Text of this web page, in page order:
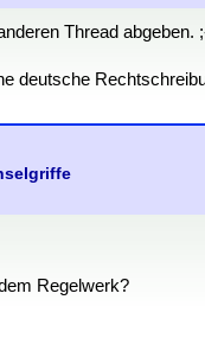
Thread abgeben.
deutsche
Regelwerk?